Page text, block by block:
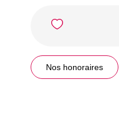
Nos honoraires